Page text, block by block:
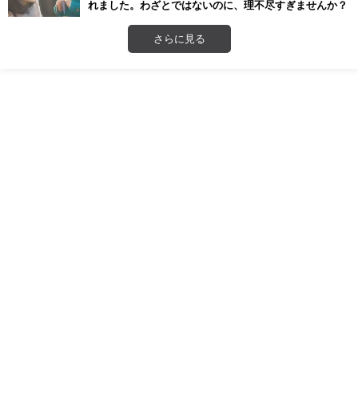
れました。わざとではないのに、理不尽すぎませんか？
さらに見る